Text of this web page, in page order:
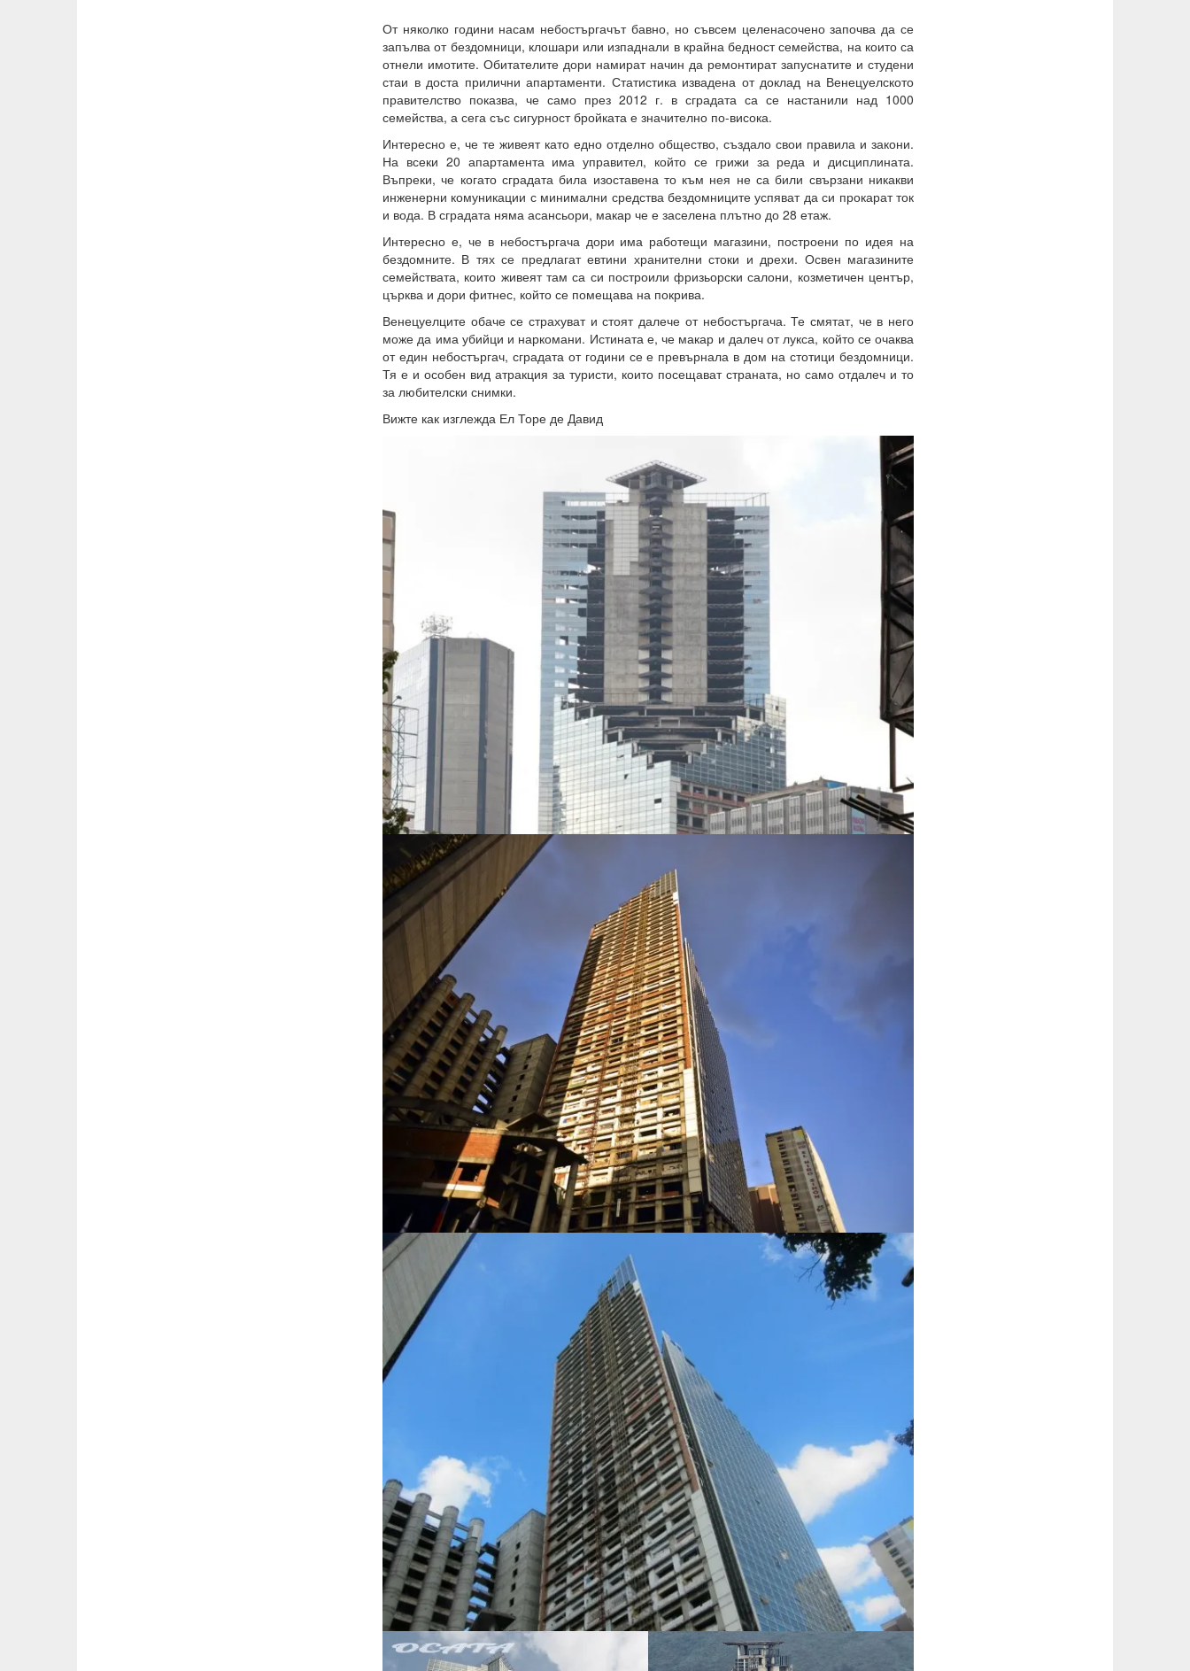
От няколко години насам небостъргачът бавно, но съвсем целенасочено започва да се
запълва от бездомници, клошари или изпаднали в крайна бедност семейства, на които са
отнели имотите. Обитателите дори намират начин да ремонтират запуснатите и студени
стаи в доста прилични апартаменти. Статистика извадена от доклад на Венецуелското
правителство показва, че само през 2012 г. в сградата са се настанили над 1000
семейства, а сега със сигурност бройката е значително по-висока.
Интересно е, че те живеят като едно отделно общество, създало свои правила и закони.
На всеки 20 апартамента има управител, който се грижи за реда и дисциплината.
Въпреки, че когато сградата била изоставена то към нея не са били свързани никакви
инженерни комуникации с минимални средства бездомниците успяват да си прокарат ток
и вода. В сградата няма асансьори, макар че е заселена плътно до 28 етаж.
Интересно е, че в небостъргача дори има работещи магазини, построени по идея на
бездомните. В тях се предлагат евтини хранителни стоки и дрехи. Освен магазините
семействата, които живеят там са си построили фризьорски салони, козметичен център,
църква и дори фитнес, който се помещава на покрива.
Венецуелците обаче се страхуват и стоят далече от небостъргача. Те смятат, че в него
може да има убийци и наркомани. Истината е, че макар и далеч от лукса, който се очаква
от един небостъргач, сградата от години се е превърнала в дом на стотици бездомници.
Тя е и особен вид атракция за туристи, които посещават страната, но само отдалеч и то
за любителски снимки.
Вижте как изглежда Ел Торе де Давид